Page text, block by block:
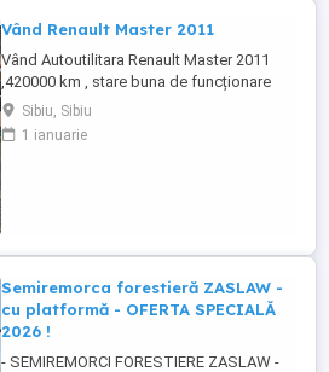
Vând Renault Master 2011
Vând Autoutilitara Renault Master 2011
,420000 km , stare buna de funcționare
,arcuri duble pe spate.VT iunie
2027.Asigurarea expira în 12.08.2026
Sibiu, Sibiu
1 ianuarie
Semiremorca forestieră ZASLAW -
cu platformă - OFERTA SPECIALĂ
2026 !
- SEMIREMORCI FORESTIERE ZASLAW -